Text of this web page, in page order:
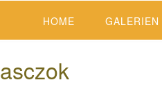
HOME GALERIEN